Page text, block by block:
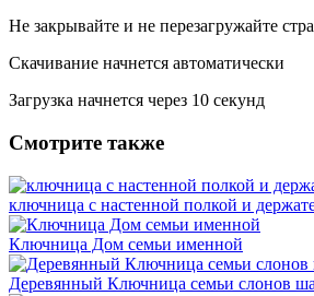
Не закрывайте и не перезагружайте
Скачивание начнется автоматически
Загрузка начнется через 10 секунд
Смотрите также
ключница с настенной полкой и
Ключница Дом семьи именной
Деревянный Ключница семьи слонов